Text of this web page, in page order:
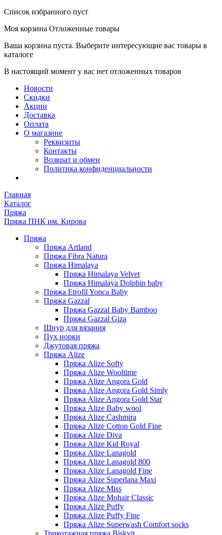
Список избранного пуст
Моя корзина Отложенные товары
Ваша корзина пуста. Выберите интересующие вас товары в
каталоге
В настоящий момент у вас нет отложенных товаров
Новости
Скидки
Акции
Доставка
Оплата
О магазине
Реквизиты
Контакты
Возврат и обмен
Политика конфиденциальности
Главная
Каталог
Пряжа
Пряжа ПНК им. Кирова
Пряжа
Пряжа Artland
Пряжа Fibra Natura
Пряжа Himalaya
Пряжа Himalaya Velvet
Пряжа Himalaya Dolphin baby
Пряжа Etrofil Yonca Baby
Пряжа Gazzal
Пряжа Gazzal Baby Bamboo
Пряжа Gazzal Giza
Шнур для вязания
Пух норки
Джутовая пряжа
Пряжа Alize
Пряжа Alize Softy
Пряжа Alize Wooltime
Пряжа Alize Angora Gold
Пряжа Alize Angora Gold Simly
Пряжа Alize Angora Gold Star
Пряжа Alize Baby wool
Пряжа Alize Cashmira
Пряжа Alize Cotton Gold Fine
Пряжа Alize Diva
Пряжа Alize Kid Royal
Пряжа Alize Lanagold
Пряжа Alize Lanagold 800
Пряжа Alize Lanagold Fine
Пряжа Alize Superlana Maxi
Пряжа Alize Miss
Пряжа Alize Mohair Classic
Пряжа Alize Puffy
Пряжа Alize Puffy Fine
Пряжа Alize Superwash Comfort socks
Трикотажная пряжа Biskvit